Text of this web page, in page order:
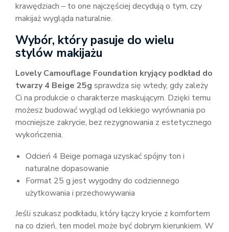
krawędziach – to one najczęściej decydują o tym, czy
makijaż wygląda naturalnie.
Wybór, który pasuje do wielu
stylów makijażu
Lovely Camouflage Foundation kryjący podkład do
twarzy 4 Beige 25g sprawdza się wtedy, gdy zależy
Ci na produkcie o charakterze maskującym. Dzięki temu
możesz budować wygląd od lekkiego wyrównania po
mocniejsze zakrycie, bez rezygnowania z estetycznego
wykończenia.
Odcień 4 Beige pomaga uzyskać spójny ton i
naturalne dopasowanie
Format 25 g jest wygodny do codziennego
użytkowania i przechowywania
Jeśli szukasz podkładu, który łączy krycie z komfortem
na co dzień, ten model może być dobrym kierunkiem. W